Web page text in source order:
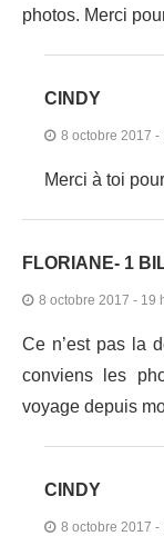
photos. Merci
CINDY
8 octobre 2017 -
Merci à toi
FLORIANE- 1
8 octobre 2017 - 19
Ce n’est pas la
conviens les
voyage depuis
CINDY
8 octobre 2017 -